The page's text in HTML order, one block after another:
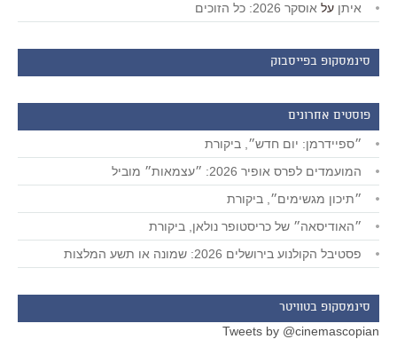
איתן על אוסקר 2026: כל הזוכים
סינמסקופ בפייסבוק
פוסטים אחרונים
״ספיידרמן: יום חדש״, ביקורת
המועמדים לפרס אופיר 2026: ״עצמאות״ מוביל
״תיכון מגשימים״, ביקורת
״האודיסאה״ של כריסטופר נולאן, ביקורת
פסטיבל הקולנוע בירושלים 2026: שמונה או תשע המלצות
סינמסקופ בטוויטר
Tweets by @cinemascopian